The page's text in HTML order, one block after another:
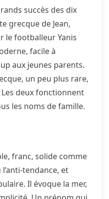
succès des dix
grecque de Jean,
le footballeur Yanis
facile à
aux jeunes parents.
un peu plus rare,
deux fonctionnent
les noms de famille.
franc, solide comme
l’anti-tendance, et
Il évoque la mer,